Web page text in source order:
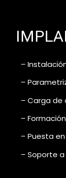
–
–
– Carga de
–
– Puesta
– Soporte